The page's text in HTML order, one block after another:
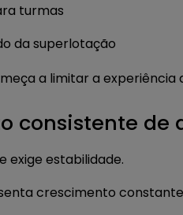
turmas
da superlotação
a limitar a
consistente de
exige estabilidade.
crescimento